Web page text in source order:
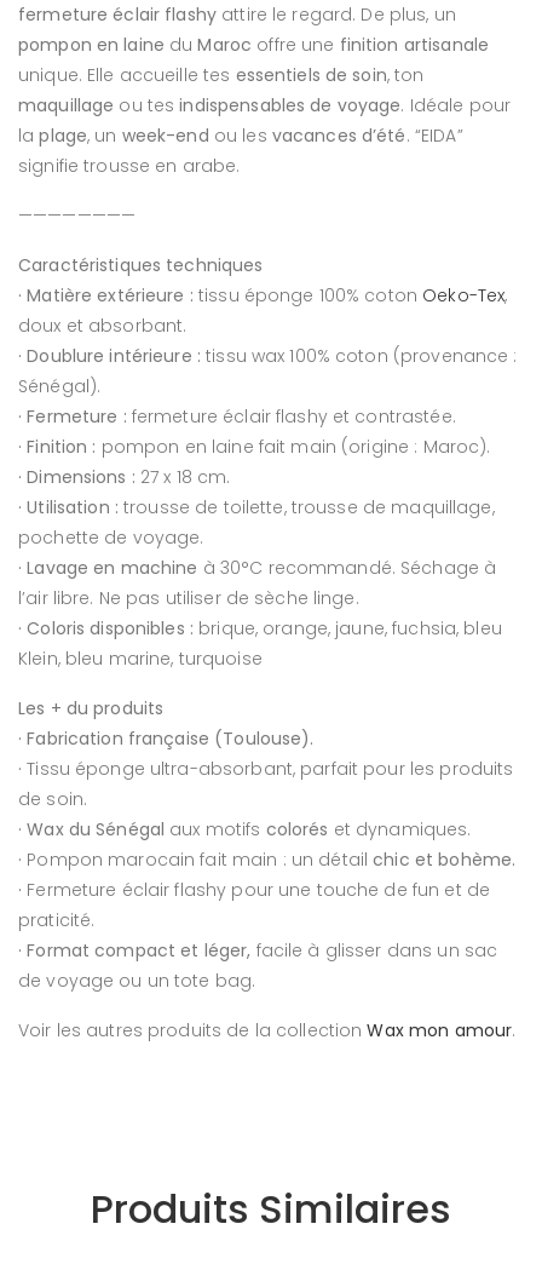
fermeture éclair flashy attire le regard. De plus, un
pompon en laine duMaroc offre une finition artisanale
unique. Elle accueille tes essentiels de soin, ton
maquillage ou tesindispensables de voyage. Idéale pour
laplage, un week-end ou les vacances d’été. “EIDA”
signifie trousse en arabe.
————————
Caractéristiques techniques
· Matière extérieure : tissu éponge 100% coton Oeko-Tex,
doux et absorbant.
· Doublure intérieure : tissu wax 100% coton (provenance :
Sénégal).
· Fermeture : fermeture éclair flashy et contrastée.
· Finition : pompon en laine fait main (origine : Maroc).
· Dimensions : 27 x 18 cm.
· Utilisation : trousse de toilette, trousse de maquillage,
pochette de voyage.
· Lavage en machine à 30°C recommandé. Séchage à
l’air libre. Ne pas utiliser de sèche linge.
· Coloris disponibles : brique, orange, jaune, fuchsia, bleu
Klein, bleu marine, turquoise
Les + du produits
· Fabrication française (Toulouse).
·Tissu éponge ultra-absorbant, parfait pour les produits
de soin.
· Wax du Sénégal aux motifs colorés et dynamiques.
· Pompon marocain fait main : un détail chic et bohème.
· Fermeture éclair flashy pour une touche de fun et de
praticité.
· Format compact et léger, facile à glisser dans un sac
de voyage ou un tote bag.
Voir les autres produits de la collectionWax mon amour.
Produits Similaires